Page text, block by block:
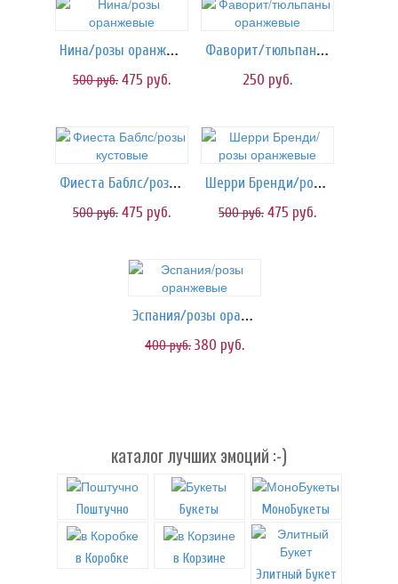
Нина/розы оранжевые
500руб. 475 руб.
Фаворит/тюльпаны оранжевые
250 руб.
Фиеста Баблс/розы кустовые
500руб. 475 руб.
Шерри Бренди/розы оранжевые
500руб. 475 руб.
Эспания/розы оранжевые
400руб. 380 руб.
каталог лучших эмоций :-)
Поштучно Букеты МоноБукеты
в Коробке
в Корзине
Элитный Букет